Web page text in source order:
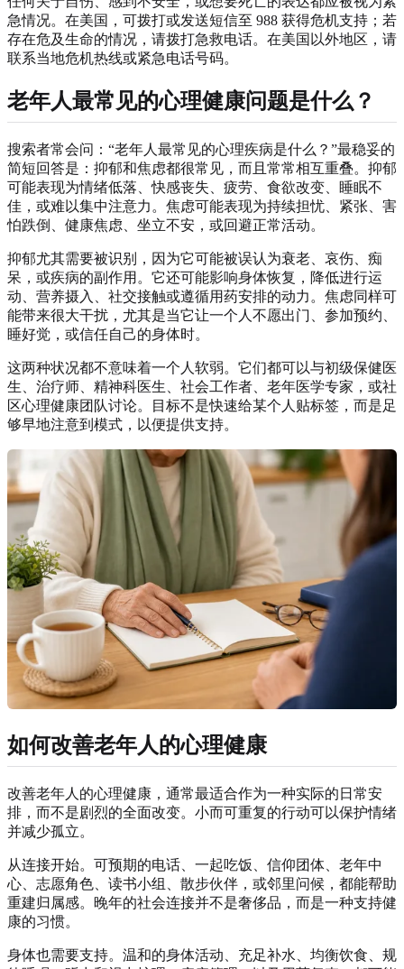
急情况。在美国，可拨打或发送短信至 988 获得危机支持；若
存在危及生命的情况，请拨打急救电话。在美国以外地区，请
联系当地危机热线或紧急电话号码。
老年人最常见的心理健康问题是什么？
搜索者常会问：“老年人最常见的心理疾病是什么？”最稳妥的
简短回答是：抑郁和焦虑都很常见，而且常常相互重叠。抑郁
可能表现为情绪低落、快感丧失、疲劳、食欲改变、睡眠不
佳，或难以集中注意力。焦虑可能表现为持续担忧、紧张、害
怕跌倒、健康焦虑、坐立不安，或回避正常活动。
抑郁尤其需要被识别，因为它可能被误认为衰老、哀伤、痴
呆，或疾病的副作用。它还可能影响身体恢复，降低进行运
动、营养摄入、社交接触或遵循用药安排的动力。焦虑同样可
能带来很大干扰，尤其是当它让一个人不愿出门、参加预约、
睡好觉，或信任自己的身体时。
这两种状况都不意味着一个人软弱。它们都可以与初级保健医
生、治疗师、精神科医生、社会工作者、老年医学专家，或社
区心理健康团队讨论。目标不是快速给某个人贴标签，而是足
够早地注意到模式，以便提供支持。
如何改善老年人的心理健康
改善老年人的心理健康，通常最适合作为一种实际的日常安
排，而不是剧烈的全面改变。小而可重复的行动可以保护情绪
并减少孤立。
从连接开始。可预期的电话、一起吃饭、信仰团体、老年中
心、志愿角色、读书小组、散步伙伴，或邻里问候，都能帮助
重建归属感。晚年的社会连接并不是奢侈品，而是一种支持健
康的习惯。
身体也需要支持。温和的身体活动、充足补水、均衡饮食、规